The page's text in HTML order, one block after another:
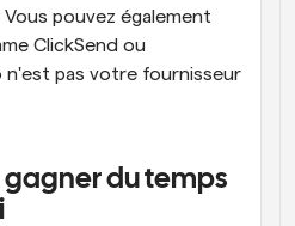
pouvez également
ClickSend ou
n'est pas votre fournisseur
du temps